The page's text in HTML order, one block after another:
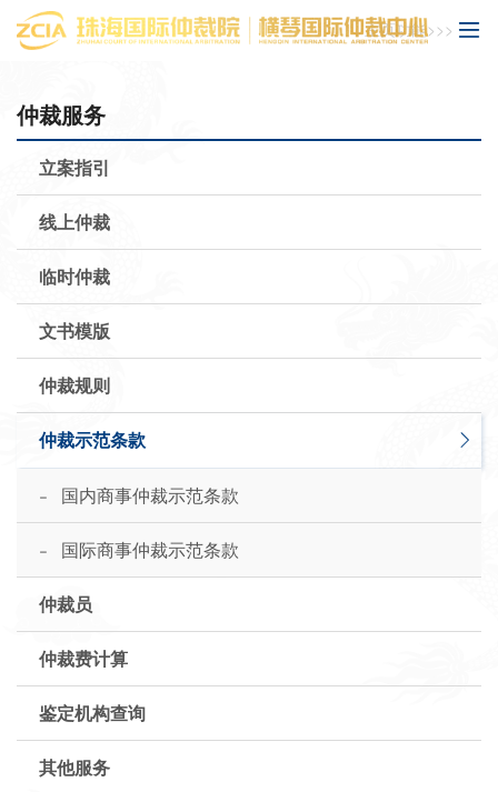
主页功能>>>
仲裁服务
立案指引
线上仲裁
临时仲裁
文书模版
仲裁规则
仲裁示范条款
- 国内商事仲裁示范条款
- 国际商事仲裁示范条款
仲裁员
仲裁费计算
鉴定机构查询
其他服务